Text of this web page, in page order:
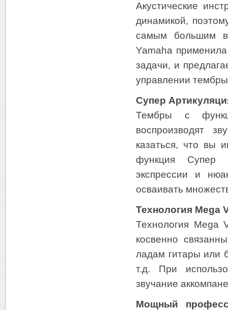
Акустические
динамикой,
самым большим в
Yamaha
задачи, и
управлении
Супер
Тембры с
воспроизводят
казаться, что вы
функция Супер
экспрессии и
осваивать
Технология Mega
Технология Mega
косвенно
ладам гитары или
т.д. При
звучание
Мощный